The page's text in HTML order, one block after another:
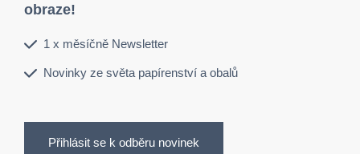
obraze!
1 x měsíčně Newsletter
Novinky ze světa papírenství a obalů
Přihlásit se k odběru novinek